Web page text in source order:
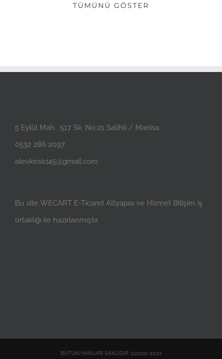
TÜMÜNÜ GÖSTER
5 Eylül Mah. 517 Sk. No:21 Salihli / Manisa
0532 286 2097
alevkesici45@gmail.com
Bu site WECART E-Ticaret Altyapısı ve Hizmet Bilişim iş
ortaklığı ile hazırlanmıştır.
BÜTÜN HAKLARI SAKLIDIR @2020-2022